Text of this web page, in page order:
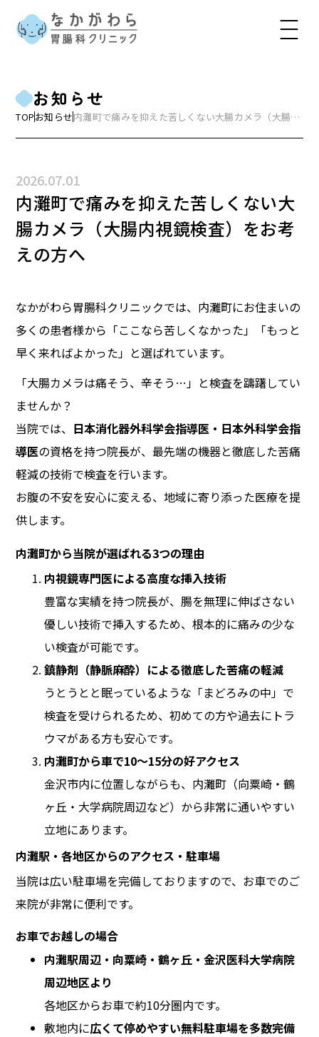
お知らせ
TOPお知らせ内灘町で痛みを抑えた苦しくない大腸カメラ（大腸内
2026.07.01
内灘町で痛みを抑えた苦しくない大
腸カメラ（大腸内視鏡検査）をお考
えの方へ
なかがわら胃腸科クリニックでは、内灘町にお住まいの
多くの患者様から「ここなら苦しくなかった」「もっと
早く来ればよかった」と選ばれています。
「大腸カメラは痛そう、辛そう…」と検査を躊躇してい
ませんか？
当院では、 日本消化器外科学会指導医・日本外科学会指
導医の資格を持つ院長が、最先端の機器と徹底した苦痛
軽減の技術で検査を行います。
お腹の不安を安心に変える、地域に寄り添った医療を提
供します。
内灘町から当院が選ばれる3つの理由
内視鏡専門医による高度な挿入技術
豊富な実績を持つ院長が、腸を無理に伸ばさない
優しい技術で挿入するため、根本的に痛みの少な
い検査が可能です。
鎮静剤（静脈麻酔）による徹底した苦痛の軽減
うとうとと眠っているような「まどろみの中」で
検査を受けられるため、初めての方や過去にトラ
ウマがある方も安心です。
内灘町から車で10〜15分の好アクセス
金沢市内に位置しながらも、内灘町（向粟崎・鶴
ヶ丘・大学病院周辺など）から非常に通いやすい
立地にあります。
内灘駅・各地区からのアクセス・駐車場
当院は広い駐車場を完備しておりますので、お車でのご
来院が非常に便利です。
お車でお越しの場合
内灘駅周辺・向粟崎・鶴ヶ丘・金沢医科大学病院
周辺地区より
各地区からお車で約10分圏内です。
敷地内に広くて停めやすい無料駐車場を多数完備